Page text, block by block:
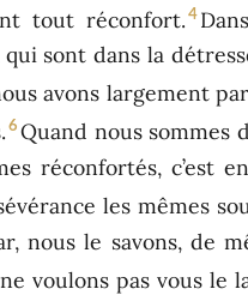
tout réconfort.4
sont dans la
avons largement
6 Quand nous sommes
réconfortés, c’est
les mêmes
nous le savons, de
voulons pas vous le